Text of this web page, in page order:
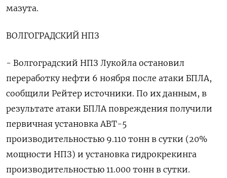
мазута.
ВОЛГОГРАДСКИЙ НПЗ
- Волгоградский НПЗ Лукойла остановил
переработку нефти 6 ноября после атаки БПЛА,
сообщили Рейтер источники. По их данным, в
результате атаки БПЛА повреждения получили
первичная установка АВТ-5
производительностью 9.110 тонн в сутки (20%
мощности НПЗ) и установка гидрокрекинга
производительностью 11.000 тонн в сутки.